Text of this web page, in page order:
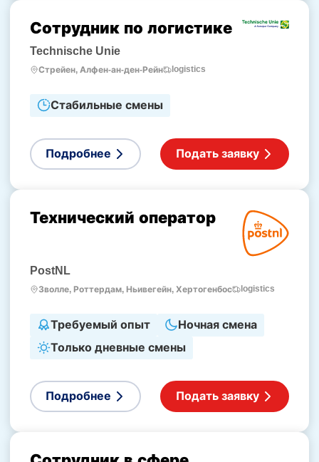
Сотрудник по логистике
Technische Unie
Стрейен, Алфен-ан-ден-Рейн logistics
Стабильные смены
Подробнее Подать заявку
Технический оператор
PostNL
Зволле, Роттердам, Ньивегейн, Хертогенбос logistics
Требуемый опыт
Ночная смена
Только дневные смены
Подробнее Подать заявку